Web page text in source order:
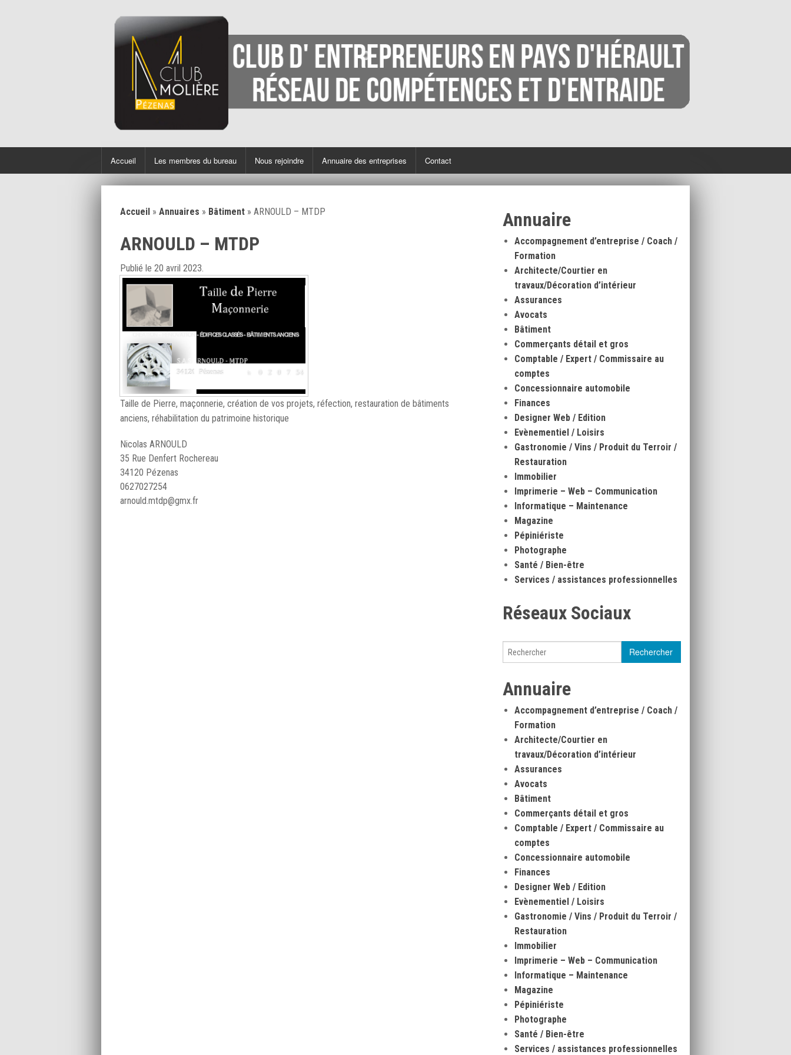
Accueil Les membres du bureau Nous rejoindre Annuaire des entreprises Contact
Accueil » Annuaires » Bâtiment » ARNOULD – MTDP
ARNOULD – MTDP
Publié le 20 avril 2023.
Taille de Pierre, maçonnerie, création de vos projets, réfection, restauration de bâtiments
anciens, réhabilitation du patrimoine historique
Nicolas ARNOULD
35 Rue Denfert Rochereau
34120 Pézenas
0627027254
arnould.mtdp@gmx.fr
Annuaire
Accompagnement d’entreprise / Coach /
Formation
Architecte/Courtier en
travaux/Décoration d’intérieur
Assurances
Avocats
Bâtiment
Commerçants détail et gros
Comptable / Expert / Commissaire au
comptes
Concessionnaire automobile
Finances
Designer Web / Edition
Evènementiel / Loisirs
Gastronomie / Vins / Produit du Terroir /
Restauration
Immobilier
Imprimerie – Web – Communication
Informatique – Maintenance
Magazine
Pépiniériste
Photographe
Santé / Bien-être
Services / assistances professionnelles
Réseaux Sociaux
Annuaire
Accompagnement d’entreprise / Coach /
Formation
Architecte/Courtier en
travaux/Décoration d’intérieur
Assurances
Avocats
Bâtiment
Commerçants détail et gros
Comptable / Expert / Commissaire au
comptes
Concessionnaire automobile
Finances
Designer Web / Edition
Evènementiel / Loisirs
Gastronomie / Vins / Produit du Terroir /
Restauration
Immobilier
Imprimerie – Web – Communication
Informatique – Maintenance
Magazine
Pépiniériste
Photographe
Santé / Bien-être
Services / assistances professionnelles